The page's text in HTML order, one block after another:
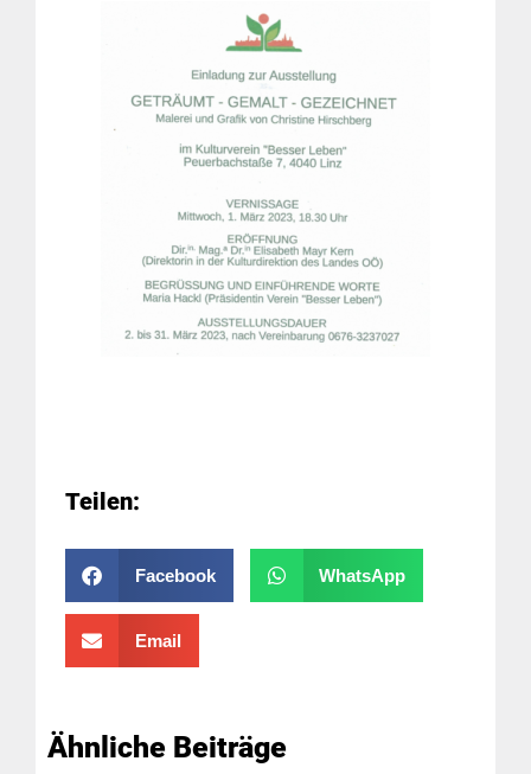
Teilen:
Facebook WhatsApp
Email
Ähnliche Beiträge